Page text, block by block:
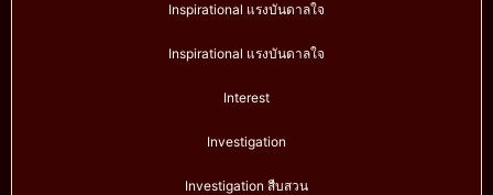
Inspirational แรงบันดาลใจ
Inspirational แรงบันดาลใจ
Interest
Investigation
Investigation สืบสวน